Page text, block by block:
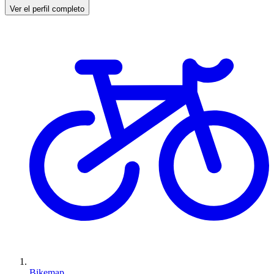
Ver el perfil completo